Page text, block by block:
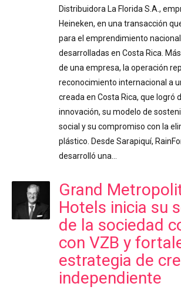
Distribuidora La Florida S.A.,
Heineken, en una transacción
para el emprendimiento
desarrolladas en Costa Rica.
de una empresa, la operación
reconocimiento internacional a
creada en Costa Rica, que logró
innovación, su modelo de
social y su compromiso con la
plástico. Desde Sarapiquí,
desarrolló una…
Grand
Hotels inicia su
de la sociedad
con VZB y
estrategia de
independiente